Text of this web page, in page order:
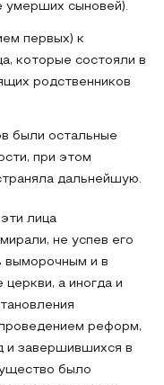
умерших сыновей).
первых) к
которые состояли в
родственников
были остальные
при этом
дальнейшую.
лица
не успев его
выморочным и в
а иногда и
реформ,
и завершившихся в
было